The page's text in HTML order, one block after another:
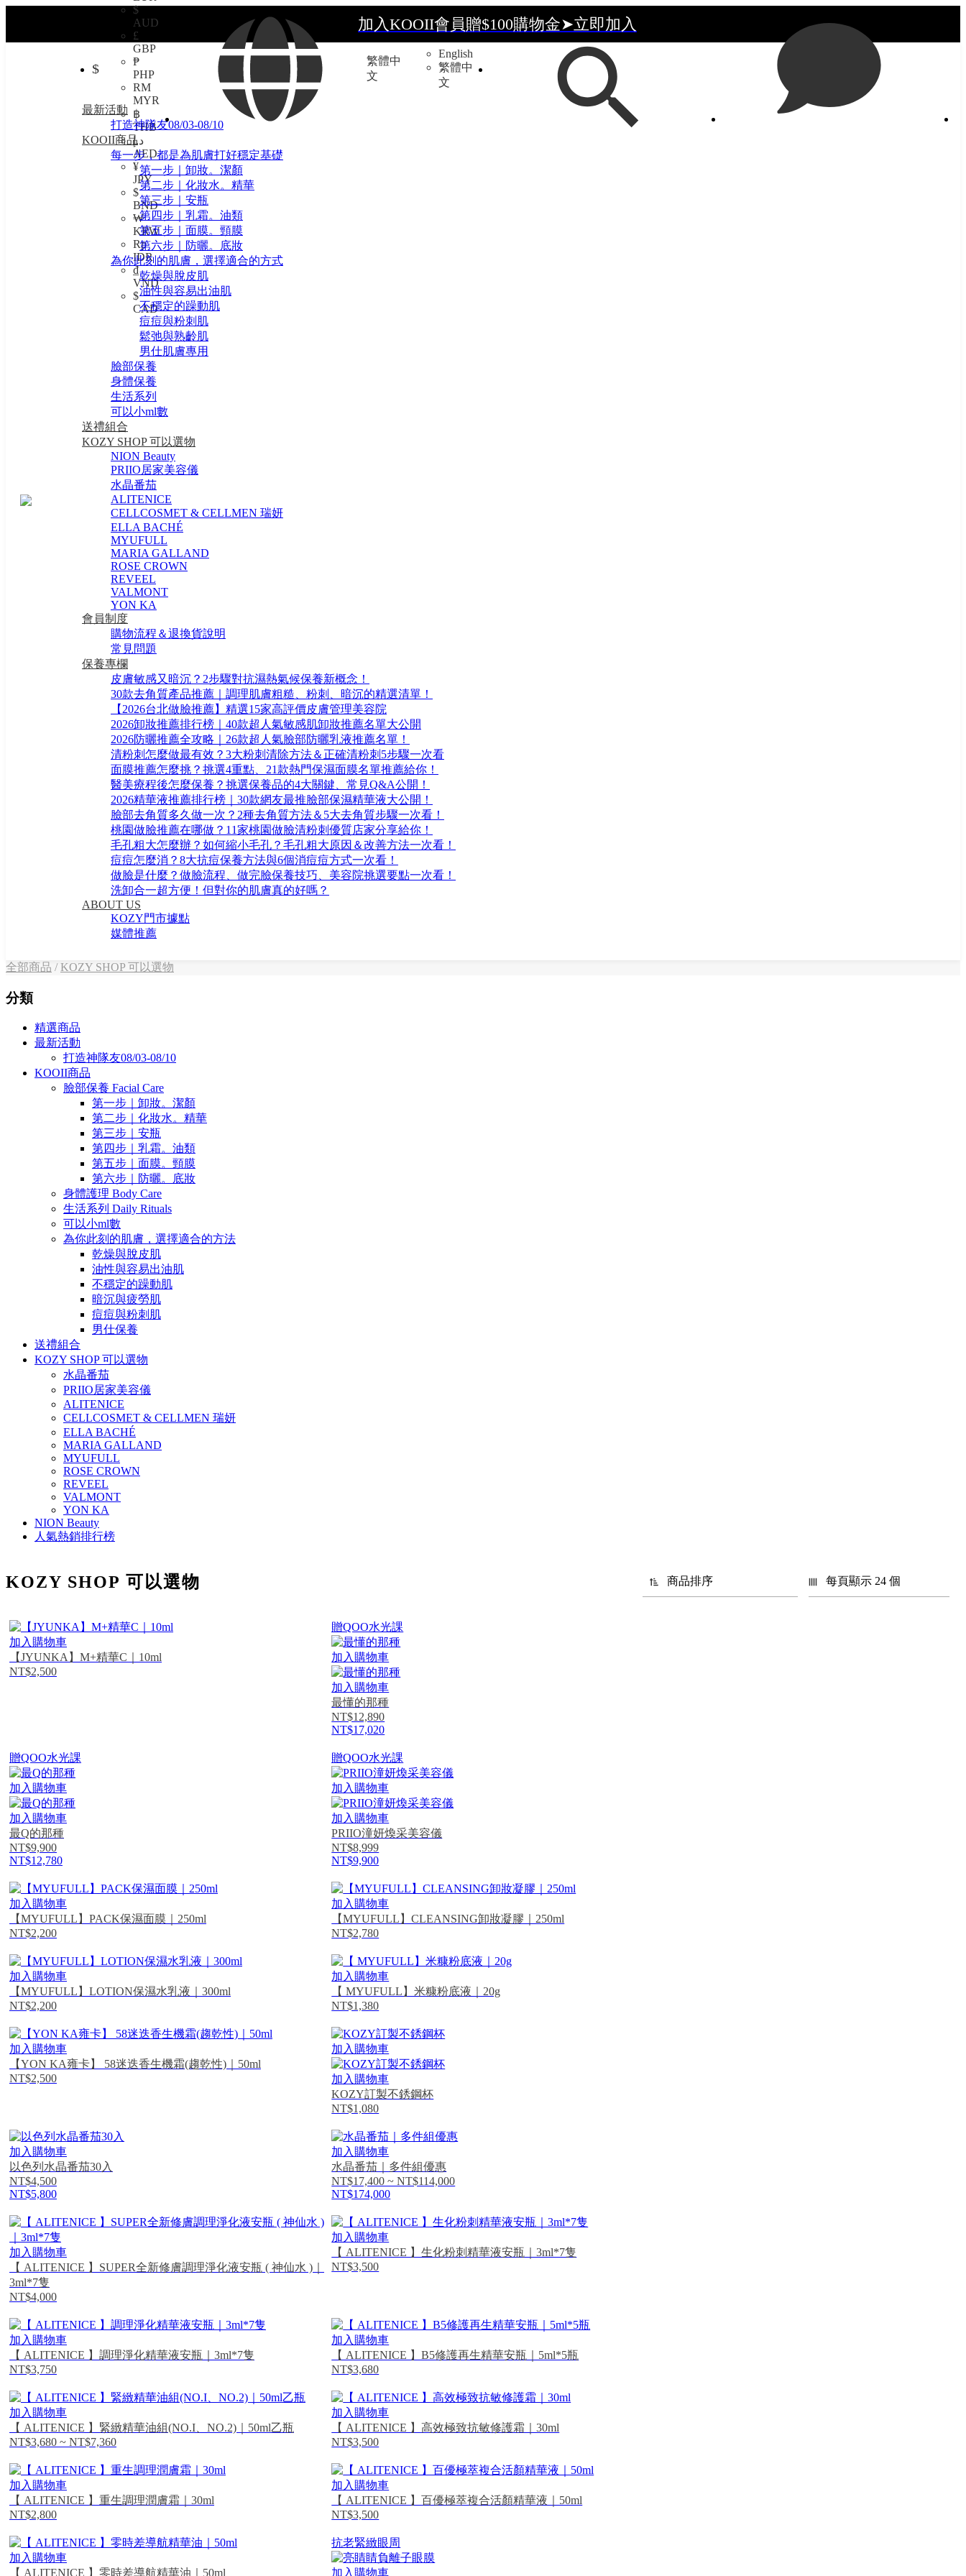
加入KOOII會員贈$100購物金➤立即加入
加入KOOII會員贈$100購物金➤立即加入
全館$3,000免運
加入KOOII會員贈$100購物金➤立即加入
$
$
AUD
£
GBP
₱
PHP
RM
MYR
฿
THB
د.إ
AED
¥
JPY
$
BND
₩
KRW
Rp
IDR
₫
VND
$
CAD
繁體中
文
English
繁體中
文
最新活動
打造神隊友08/03-08/10
KOOII商品
每一步，都是為肌膚打好穩定基礎
第一步｜卸妝。潔顏
第二步｜化妝水。精華
第三步｜安瓶
第四步｜乳霜。油類
第五步｜面膜。頸膜
第六步｜防曬。底妝
為你此刻的肌膚，選擇適合的方式
乾燥與脫皮肌
油性與容易出油肌
不穩定的躁動肌
痘痘與粉刺肌
鬆弛與熟齡肌
男仕肌膚專用
臉部保養
身體保養
生活系列
可以小ml數
送禮組合
KOZY SHOP 可以選物
NION Beauty
PRIIO居家美容儀
水晶番茄
ALITENICE
CELLCOSMET & CELLMEN 瑞妍
ELLA BACHÉ
MYUFULL
MARIA GALLAND
ROSE CROWN
REVEEL
VALMONT
YON KA
會員制度
購物流程＆退換貨說明
常見問題
保養專欄
皮膚敏感又暗沉？2步驟對抗濕熱氣候保養新概念！
30款去角質產品推薦｜調理肌膚粗糙、粉刺、暗沉的精選清單！
【2026台北做臉推薦】精選15家高評價皮膚管理美容院
2026卸妝推薦排行榜｜40款超人氣敏感肌卸妝推薦名單大公開
2026防曬推薦全攻略｜26款超人氣臉部防曬乳液推薦名單！
清粉刺怎麼做最有效？3大粉刺清除方法＆正確清粉刺5步驟一次看
面膜推薦怎麼挑？挑選4重點、21款熱門保濕面膜名單推薦給你！
醫美療程後怎麼保養？挑選保養品的4大關鍵、常見Q&A公開！
2026精華液推薦排行榜｜30款網友最推臉部保濕精華液大公開！
臉部去角質多久做一次？2種去角質方法＆5大去角質步驟一次看！
桃園做臉推薦在哪做？11家桃園做臉清粉刺優質店家分享給你！
毛孔粗大怎麼辦？如何縮小毛孔？毛孔粗大原因＆改善方法一次看！
痘痘怎麼消？8大抗痘保養方法與6個消痘痘方式一次看！
做臉是什麼？做臉流程、做完臉保養技巧、美容院挑選要點一次看！
洗卸合一超方便！但對你的肌膚真的好嗎？
ABOUT US
KOZY門市據點
媒體推薦
全部商品 /KOZY SHOP 可以選物
分類
精選商品
最新活動
打造神隊友08/03-08/10
KOOII商品
臉部保養 Facial Care
第一步｜卸妝。潔顏
第二步｜化妝水。精華
第三步｜安瓶
第四步｜乳霜。油類
第五步｜面膜。頸膜
第六步｜防曬。底妝
身體護理 Body Care
生活系列 Daily Rituals
可以小ml數
為你此刻的肌膚，選擇適合的方法
乾燥與脫皮肌
油性與容易出油肌
不穩定的躁動肌
暗沉與疲勞肌
痘痘與粉刺肌
男仕保養
送禮組合
KOZY SHOP 可以選物
水晶番茄
PRIIO居家美容儀
ALITENICE
CELLCOSMET & CELLMEN 瑞妍
ELLA BACHÉ
MARIA GALLAND
MYUFULL
ROSE CROWN
REVEEL
VALMONT
YON KA
NION Beauty
人氣熱銷排行榜
KOZY SHOP 可以選物 商品排序 每頁顯示 24 個
加入購物車
【JYUNKA】M+精華C｜10ml
NT$2,500
贈QOO水光課
加入購物車
加入購物車
最懂的那種
NT$12,890
NT$17,020
贈QOO水光課
加入購物車
加入購物車
最Q的那種
NT$9,900
NT$12,780
贈QOO水光課
加入購物車
加入購物車
PRIIO潼妍煥采美容儀
NT$8,999
NT$9,900
加入購物車
【MYUFULL】PACK保濕面膜｜250ml
NT$2,200
加入購物車
【MYUFULL】CLEANSING卸妝凝膠｜250ml
NT$2,780
加入購物車
【MYUFULL】LOTION保濕水乳液｜300ml
NT$2,200
加入購物車
【 MYUFULL】米糠粉底液｜20g
NT$1,380
加入購物車
【YON KA雍卡】 58迷迭香生機霜(趨乾性)｜50ml
NT$2,500
加入購物車
加入購物車
KOZY訂製不銹鋼杯
NT$1,080
加入購物車
以色列水晶番茄30入
NT$4,500
NT$5,800
加入購物車
水晶番茄｜多件組優惠
NT$17,400 ~ NT$114,000
NT$174,000
加入購物車
【 ALITENICE 】SUPER全新修膚調理淨化液安瓶 ( 神仙水 )｜
3ml*7隻
NT$4,000
加入購物車
【 ALITENICE 】生化粉刺精華液安瓶｜3ml*7隻
NT$3,500
加入購物車
【 ALITENICE 】調理淨化精華液安瓶｜3ml*7隻
NT$3,750
加入購物車
【 ALITENICE 】B5修護再生精華安瓶｜5ml*5瓶
NT$3,680
加入購物車
【 ALITENICE 】緊緻精華油組(NO.I、NO.2)｜50ml乙瓶
NT$3,680 ~ NT$7,360
加入購物車
【 ALITENICE 】高效極致抗敏修護霜｜30ml
NT$3,500
加入購物車
【 ALITENICE 】重生調理潤膚霜｜30ml
NT$2,800
加入購物車
【 ALITENICE 】百優極萃複合活顏精華液｜50ml
NT$3,500
加入購物車
【 ALITENICE 】零時差導航精華油｜50ml
抗老緊緻眼周
加入購物車